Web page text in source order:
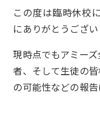
この度は臨時休校
にありがとうござい
現時点でもアミー
者、そして生徒の
の可能性などの報告